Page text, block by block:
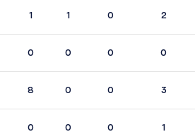
1 1 0 2
0 0 0 0
8 0 0 3
0 0 0 1